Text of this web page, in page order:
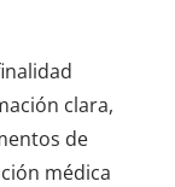
clara,
de
médica